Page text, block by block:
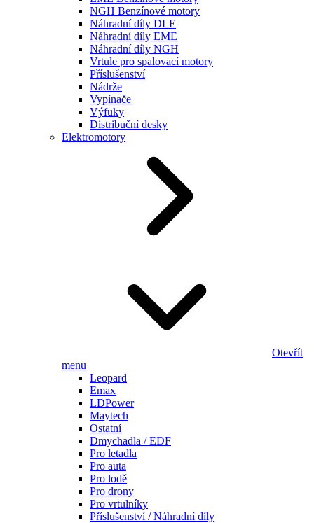
NGH Benzínové motory
Náhradní díly DLE
Náhradní díly EME
Náhradní díly NGH
Vrtule pro spalovací motory
Příslušenství
Nádrže
Vypínače
Výfuky
Distribuční desky
Elektromotory
Otevřít
menu
Leopard
Emax
LDPower
Maytech
Ostatní
Dmychadla / EDF
Pro letadla
Pro auta
Pro lodě
Pro drony
Pro vrtulníky
Příslušenství / Náhradní díly